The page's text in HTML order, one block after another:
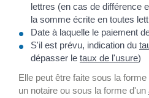
lettres (en cas de différence
la somme écrite en toutes
Date à laquelle le paiement
S'il est prévu, indication du
dépasser le taux de l'usure)
Elle peut être faite sous la forme
un notaire ou sous la forme d'un